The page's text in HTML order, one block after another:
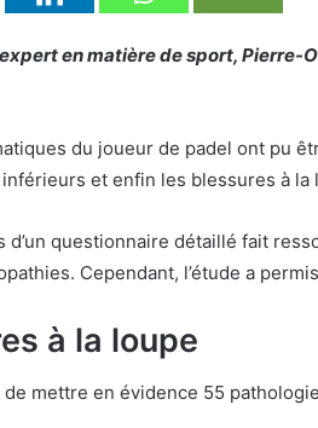
en matière de sport, Pierre-
du joueur de padel ont pu
et enfin les blessures à
d’un questionnaire détaillé fait
Cependant, l’étude a
à la loupe
de mettre en évidence 55